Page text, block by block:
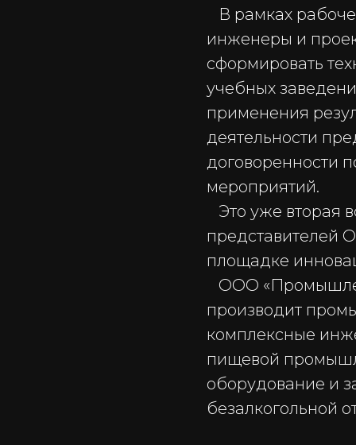
В рамках
инженеры и
сформировать
учебных
применения
деятельности
договоренности
мероприятий.
Это уже вторая
площадке
ООО
производит
комплексные
пищевой
оборудование и
безалкогольной